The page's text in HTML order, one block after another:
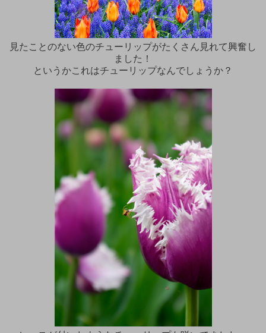
見たことのない色のチューリップがたくさん見れて興奮し
ました！
というかこれはチューリップなんでしょうか？